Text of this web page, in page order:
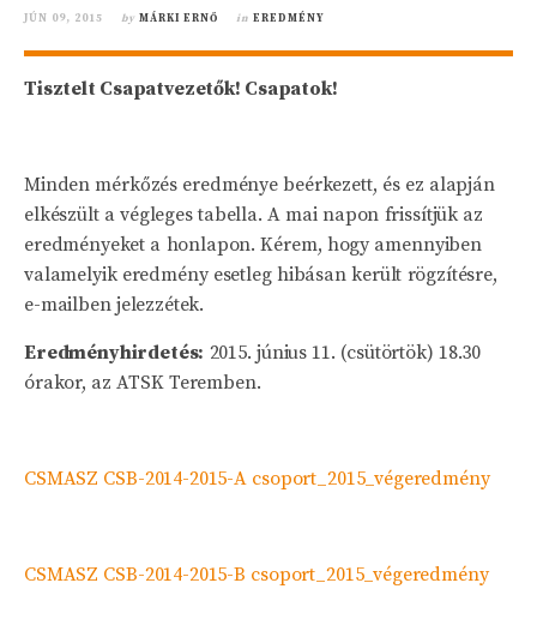
JÚN 09, 2015 by MÁRKI ERNŐ in EREDMÉNY
Tisztelt Csapatvezetők! Csapatok!
Minden mérkőzés eredménye beérkezett, és ez alapján
elkészült a végleges tabella. A mai napon frissítjük az
eredményeket a honlapon. Kérem, hogy amennyiben
valamelyik eredmény esetleg hibásan került rögzítésre,
e-mailben jelezzétek.
Eredményhirdetés: 2015. június 11. (csütörtök) 18.30
órakor, az ATSK Teremben.
CSMASZ CSB-2014-2015-A csoport_2015_végeredmény
CSMASZ CSB-2014-2015-B csoport_2015_végeredmény